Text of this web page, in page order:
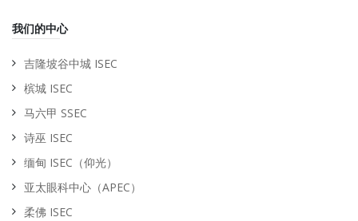
我们的中心
吉隆坡谷中城 ISEC
槟城 ISEC
马六甲 SSEC
诗巫 ISEC
缅甸 ISEC（仰光）
亚太眼科中心（APEC）
柔佛 ISEC